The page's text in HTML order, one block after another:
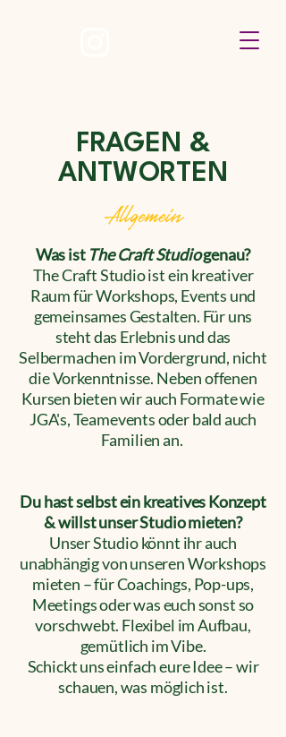
FRAGEN &
ANTWORTEN
Allgemein
Was ist The Craft Studiogenau?
The Craft Studio ist ein kreativer
Raum für Workshops, Events und
gemeinsames Gestalten. Für uns
steht das Erlebnis und das
Selbermachen im Vordergrund, nicht
die Vorkenntnisse. Neben offenen
Kursen bieten wir auch Formate wie
JGA's, Teamevents oder bald auch
Familien an.
Du hast selbst ein kreatives Konzept
& willst unser Studio mieten?
Unser Studio könnt ihr auch
unabhängig von unseren Workshops
mieten – für Coachings, Pop-ups,
Meetings oder was euch sonst so
vorschwebt. Flexibel im Aufbau,
gemütlich im Vibe.
Schickt uns einfach eure Idee – wir
schauen, was möglich ist.